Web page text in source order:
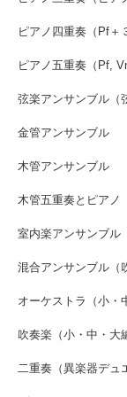
ピアノ四重奏（Pf＋
ピアノ五重奏（Pf,
弦楽アンサンブル（
金管アンサンブル
木管アンサンブル
木管五重奏とピアノ
室内楽アンサンブル
混合アンサンブル（
オーケストラ（小・
吹奏楽（小・中・大
二重奏（異楽器デュ